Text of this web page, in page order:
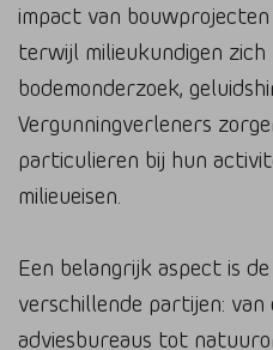
impact van
terwijl milieukundigen zich
bodemonderzoek,
Vergunningverleners
particulieren bij hun
milieueisen.
Een belangrijk aspect is
verschillende partijen:
adviesbureaus tot